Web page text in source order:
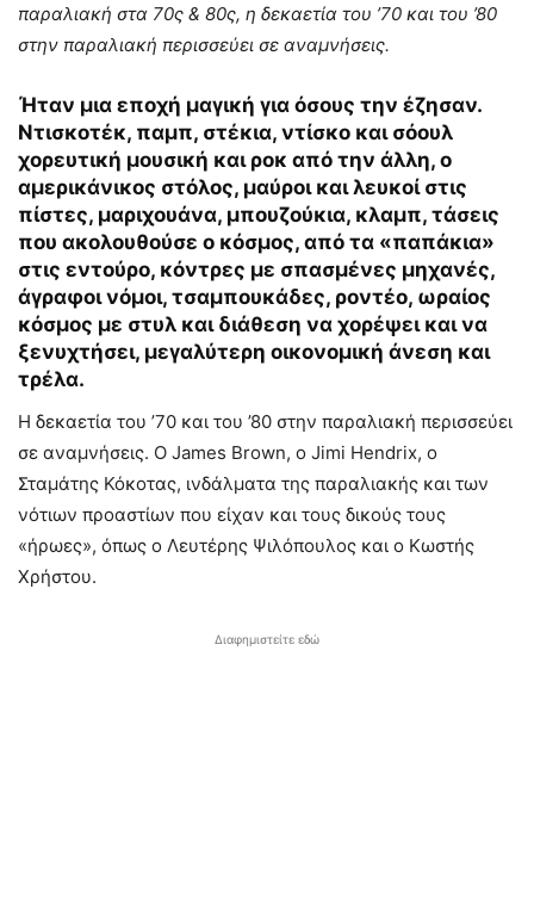
παραλιακή στα 70ς & 80ς, η δεκαετία του ’70 και του ’80
στην παραλιακή περισσεύει σε αναμνήσεις.
Ήταν μια εποχή μαγική για όσους την έζησαν.
Ντισκοτέκ, παμπ, στέκια, ντίσκο και σόουλ
χορευτική μουσική και ροκ από την άλλη, ο
αμερικάνικος στόλος, μαύροι και λευκοί στις
πίστες, μαριχουάνα, μπουζούκια, κλαμπ, τάσεις
που ακολουθούσε ο κόσμος, από τα «παπάκια»
στις εντούρο, κόντρες με σπασμένες μηχανές,
άγραφοι νόμοι, τσαμπουκάδες, ροντέο, ωραίος
κόσμος με στυλ και διάθεση να χορέψει και να
ξενυχτήσει, μεγαλύτερη οικονομική άνεση και
τρέλα.
Η δεκαετία του ’70 και του ’80 στην παραλιακή περισσεύει
σε αναμνήσεις. Ο James Brown, ο Jimi Hendrix, ο
Σταμάτης Κόκοτας, ινδάλματα της παραλιακής και των
νότιων προαστίων που είχαν και τους δικούς τους
«ήρωες», όπως ο Λευτέρης Ψιλόπουλος και ο Κωστής
Χρήστου.
Διαφημιστείτε εδώ